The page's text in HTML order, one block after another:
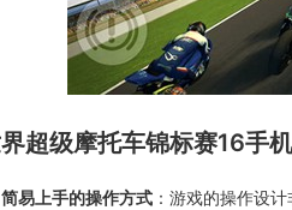
超级摩托车锦标赛16手
简易上手的操作方式 ：游戏的操作设